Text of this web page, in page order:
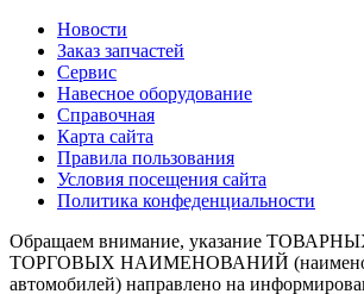
Новости
Заказ запчастей
Сервис
Навесное оборудование
Справочная
Карта сайта
Правила пользования
Условия посещения сайта
Политика конфеденциальности
Обращаем внимание, указание
ТОРГОВЫХ НАИМЕНОВАНИЙ
автомобилей) направлено на